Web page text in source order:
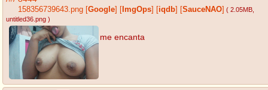
158356739643.png [Google] [ ImgOps] [iqdb] [SauceNAO] ( 2.05MB
untitled36.png )
me encanta